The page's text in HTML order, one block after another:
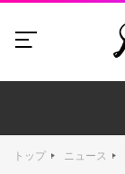
トップ ニュース